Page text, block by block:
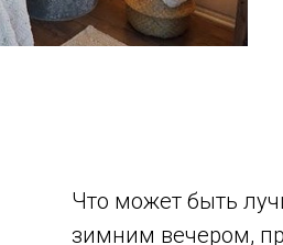
Что может быть
зимним вечером,